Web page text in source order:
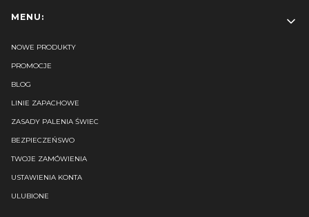
Linki w stopce
MENU:
NOWE PRODUKTY
PROMOCJE
BLOG
LINIE ZAPACHOWE
ZASADY PALENIA ŚWIEC
BEZPIECZEŃSWO
TWOJE ZAMÓWIENIA
USTAWIENIA KONTA
ULUBIONE